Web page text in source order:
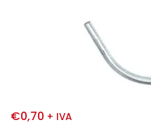
€0,70 + IVA